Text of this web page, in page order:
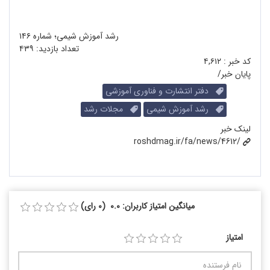
رشد آموزش شیمی؛ شماره ۱۴۶
تعداد بازدید: ۴۳۹
کد خبر : ۴,۶۱۲
پایان خبر/
دفتر انتشارت و فناوری آموزشی
رشد آموزش شیمی
مجلات رشد
لینک خبر
roshdmag.ir/fa/news/4612/
میانگین امتیاز کاربران: 0.0 (0 رای)
امتیاز